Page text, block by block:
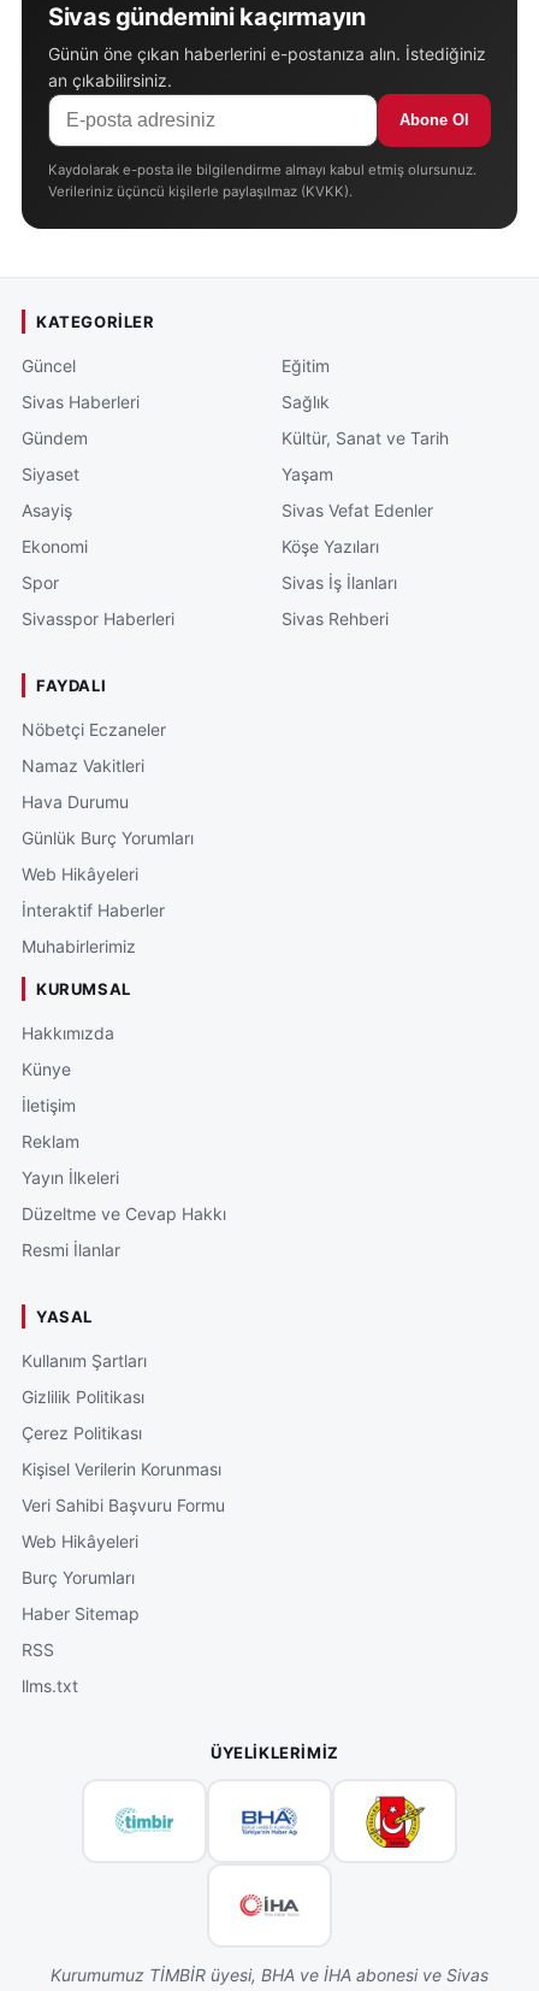
Sivas gündemini kaçırmayın
Günün öne çıkan haberlerini e-postanıza alın. İstediğiniz
an çıkabilirsiniz.
Abone Ol
Kaydolarak e-posta ile bilgilendirme almayı kabul etmiş olursunuz.
Verileriniz üçüncü kişilerle paylaşılmaz (KVKK).
KATEGORILER
Güncel
Sivas Haberleri
Gündem
Siyaset
Asayiş
Ekonomi
Spor
Sivasspor Haberleri
Eğitim
Sağlık
Kültür, Sanat ve Tarih
Yaşam
Sivas Vefat Edenler
Köşe Yazıları
Sivas İş İlanları
Sivas Rehberi
FAYDALI
Nöbetçi Eczaneler
Namaz Vakitleri
Hava Durumu
Günlük Burç Yorumları
Web Hikâyeleri
İnteraktif Haberler
Muhabirlerimiz
KURUMSAL
Hakkımızda
Künye
İletişim
Reklam
Yayın İlkeleri
Düzeltme ve Cevap Hakkı
Resmi İlanlar
YASAL
Kullanım Şartları
Gizlilik Politikası
Çerez Politikası
Kişisel Verilerin Korunması
Veri Sahibi Başvuru Formu
Web Hikâyeleri
Burç Yorumları
Haber Sitemap
RSS
llms.txt
ÜYELIKLERIMIZ
Kurumumuz TİMBİR üyesi, BHA ve İHA abonesi ve Sivas